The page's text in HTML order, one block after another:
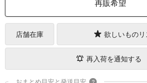
再販希望
店舗在庫 欲しいもの
再入荷を通知する
?